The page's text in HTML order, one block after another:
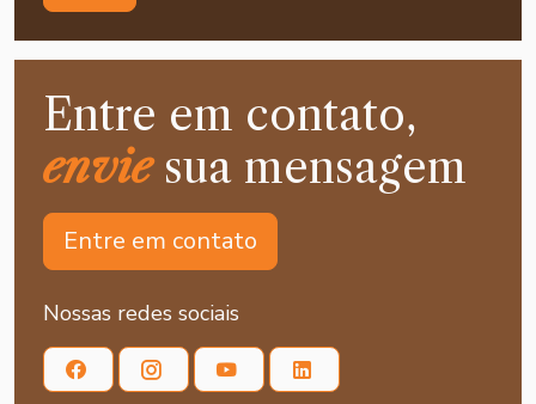
Entre em contato,
enviesua mensagem
Entre em contato
Nossas redes sociais